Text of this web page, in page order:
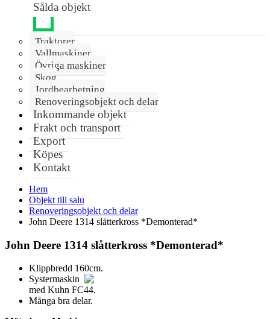
Sålda objekt
Traktorer
Vallmaskiner
Övriga maskiner
Skog
Jordbearbetning
Renoveringsobjekt och delar
Inkommande objekt
Frakt och transport
Export
Köpes
Kontakt
Hem
Objekt till salu
Renoveringsobjekt och delar
John Deere 1314 slåtterkross *Demonterad*
John Deere 1314 slåtterkross *Demonterad*
Klippbredd 160cm.
Systermaskin
med Kuhn FC44.
Många bra delar.